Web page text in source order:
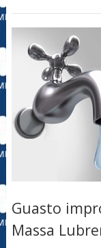
Guasto
Massa